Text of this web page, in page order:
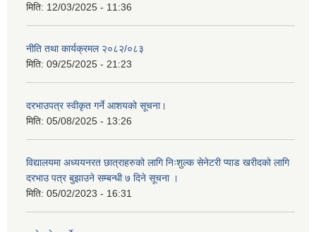
मिति: 12/03/2025 - 11:36
नीति तथा कार्यक्रमल २०८२/०८३
मिति: 09/25/2025 - 21:23
दरभाउपत्र स्वीकृत गर्ने आशयको सूचना।
मिति: 05/08/2025 - 13:26
विद्यालयमा अध्ययनरत छात्राहरुको लागि निःशुल्क सेनेटरी प्याड खरीदको लागि
दरभाउ पत्र बुझाउने सम्बन्धी ७ दिने सूचना ।
मिति: 05/02/2023 - 16:31